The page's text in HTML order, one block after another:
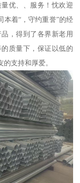
优、、服务！忱欢迎
本着“，守约重誉”的经
，得到了各界新老用
质量下，保证以低的
支持和厚爱。